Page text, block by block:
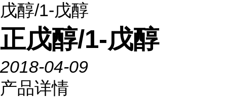
戊醇/1-戊醇
正戊醇/1-戊醇
2018-04-09
产品详情